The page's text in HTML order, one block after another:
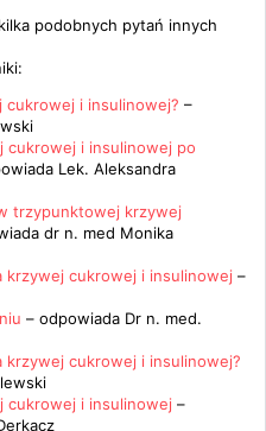
podobnych pytań innych
i insulinowej? –
cukrowej i insulinowej po
Lek. Aleksandra
trzypunktowej krzywej
dr n. med Monika
krzywej cukrowej i insulinowej –
– odpowiada Dr n. med.
krzywej cukrowej i insulinowej?
cukrowej i insulinowej –